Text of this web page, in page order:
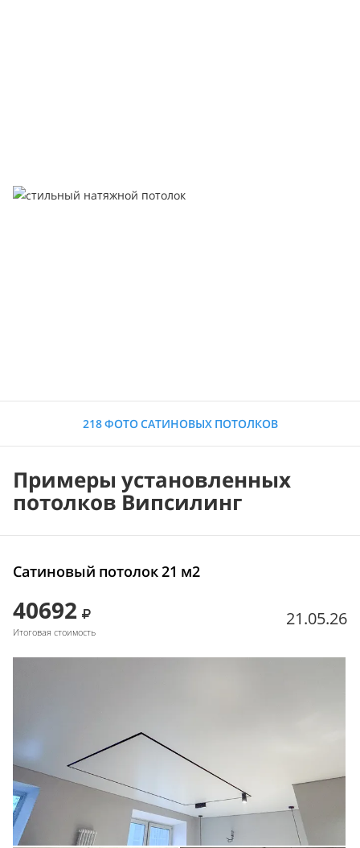
218 ФОТО САТИНОВЫХ ПОТОЛКОВ
Примеры установленных
потолков Випсилинг
Сатиновый потолок 21 м2
40692
Итоговая стоимость
21.05.26